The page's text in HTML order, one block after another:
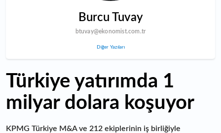
Burcu Tuvay
btuvay@ekonomist.com.tr
Diğer Yazıları
Türkiye yatırımda 1
milyar dolara koşuyor
KPMG Türkiye M&A ve 212 ekiplerinin iş birliğiyle